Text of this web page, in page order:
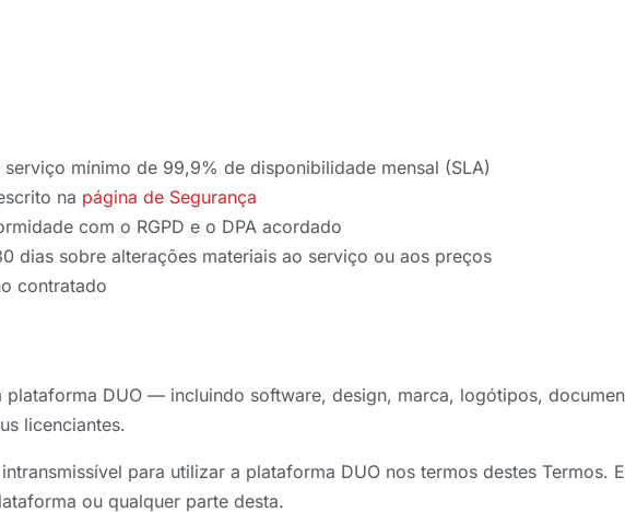
mínimo de 99,9% de disponibilidade mensal (SLA)
na página de Segurança
com o RGPD e o DPA acordado
dias sobre alterações materiais ao serviço ou aos preços
contratado
DUO — incluindo software, design, marca, logótipos,
licenciantes.
para utilizar a plataforma DUO nos termos destes Termos.
ou qualquer parte desta.